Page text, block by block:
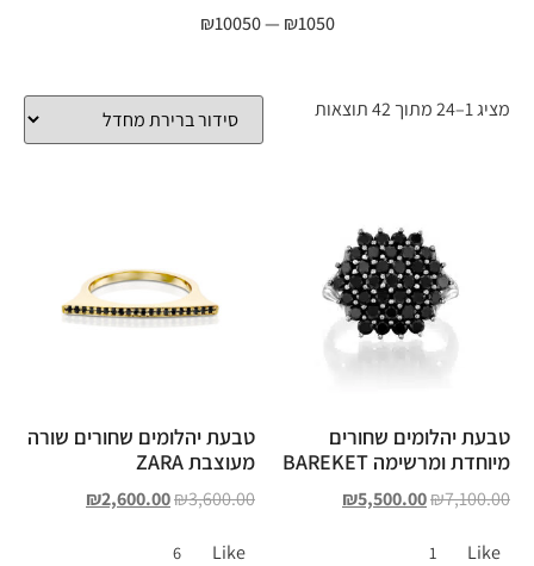
₪1050
—
₪10050
מציג 1–24 מתוך 42 תוצאות
טבעת יהלומים שחורים
מיוחדת ומרשימה BAREKET
₪7,100.00
₪5,500.00
Like
1
טבעת יהלומים שחורים שורה
מעוצבת ZARA
₪3,600.00
₪2,600.00
Like
6